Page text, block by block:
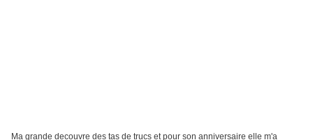
Ma grande decouvre des tas de trucs et pour son anniversaire elle m'a